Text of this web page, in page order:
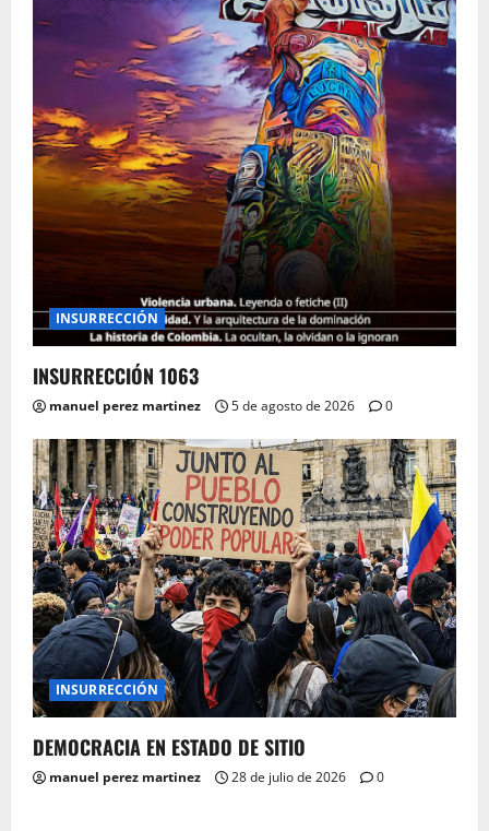
INSURRECCIÓN
INSURRECCIÓN 1063
manuel perez martinez 5 de agosto de 2026 0
INSURRECCIÓN
DEMOCRACIA EN ESTADO DE SITIO
manuel perez martinez 28 de julio de 2026 0